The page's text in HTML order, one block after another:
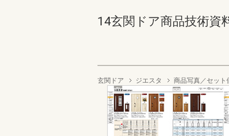
14玄関ドア商品技術資
玄関ドア ジエスタ 商品写真／セット